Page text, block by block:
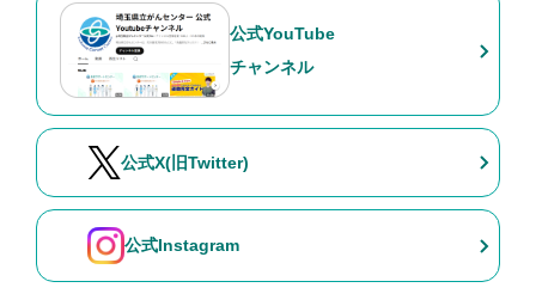
公式YouTube
チャンネル
公式X(旧Twitter)
公式Instagram